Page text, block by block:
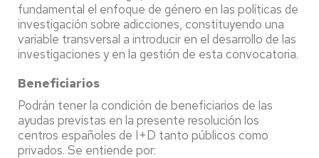
fundamental el enfoque de género en las políticas de
investigación sobre adicciones, constituyendo una
variable transversal a introducir en el desarrollo de las
investigaciones y en la gestión de esta convocatoria.
Beneficiarios
Podrán tener la condición de beneficiarios de las
ayudas previstas en la presente resolución los
centros españoles de I+D tanto públicos como
privados. Se entiende por: